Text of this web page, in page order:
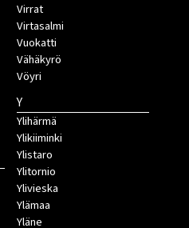
Virrat
Virtasalmi
Vuokatti
Vähäkyrö
Vöyri
Y
Ylihärmä
Ylikiiminki
Ylistaro
Ylitornio
Ylivieska
Ylämaa
Yläne